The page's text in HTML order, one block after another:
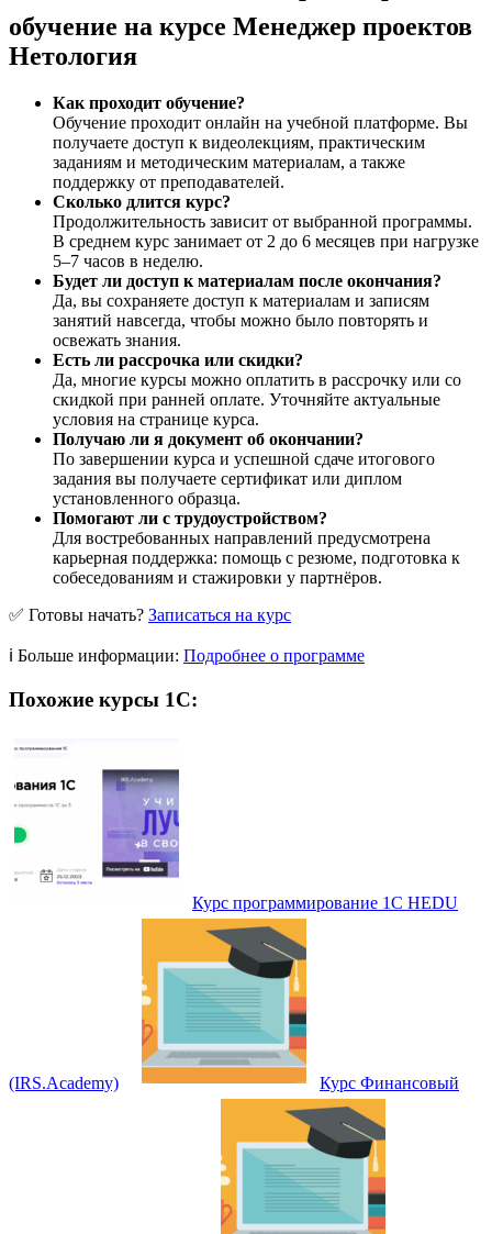
обучение на курсе Менеджер проектов
Нетология
Как проходит обучение?
Обучение проходит онлайн на учебной платформе. Вы
получаете доступ к видеолекциям, практическим
заданиям и методическим материалам, а также
поддержку от преподавателей.
Сколько длится курс?
Продолжительность зависит от выбранной программы.
В среднем курс занимает от 2 до 6 месяцев при нагрузке
5–7 часов в неделю.
Будет ли доступ к материалам после окончания?
Да, вы сохраняете доступ к материалам и записям
занятий навсегда, чтобы можно было повторять и
освежать знания.
Есть ли рассрочка или скидки?
Да, многие курсы можно оплатить в рассрочку или со
скидкой при ранней оплате. Уточняйте актуальные
условия на странице курса.
Получаю ли я документ об окончании?
По завершении курса и успешной сдаче итогового
задания вы получаете сертификат или диплом
установленного образца.
Помогают ли с трудоустройством?
Для востребованных направлений предусмотрена
карьерная поддержка: помощь с резюме, подготовка к
собеседованиям и стажировки у партнёров.
✅ Готовы начать? Записаться на курс
ℹ️ Больше информации: Подробнее о программе
Похожие курсы 1С:
Курс программирование 1С HEDU
(IRS.Academy) Курс Финансовый